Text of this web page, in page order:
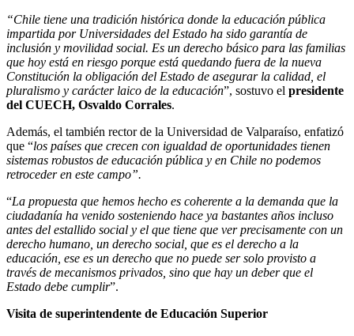
“Chile tiene una tradición histórica donde la educación pública
impartida por Universidades del Estado ha sido garantía de
inclusión y movilidad social. Es un derecho básico para las familias
que hoy está en riesgo porque está quedando fuera de la nueva
Constitución la obligación del Estado de asegurar la calidad, el
pluralismo y carácter laico de la educación”, sostuvo el presidente
del CUECH, Osvaldo Corrales.
Además, el también rector de la Universidad de Valparaíso, enfatizó
que “los países que crecen con igualdad de oportunidades tienen
sistemas robustos de educación pública y en Chile no podemos
retroceder en este campo”.
“La propuesta que hemos hecho es coherente a la demanda que la
ciudadanía ha venido sosteniendo hace ya bastantes años incluso
antes del estallido social y el que tiene que ver precisamente con un
derecho humano, un derecho social, que es el derecho a la
educación, ese es un derecho que no puede ser solo provisto a
través de mecanismos privados, sino que hay un deber que el
Estado debe cumplir”.
Visita de superintendente de Educación Superior